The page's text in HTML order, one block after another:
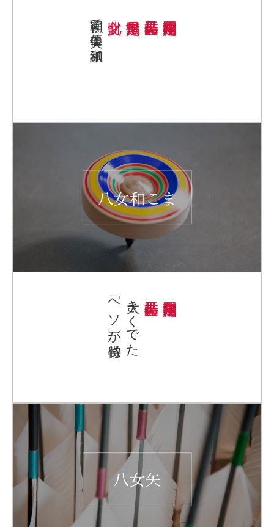
強靭で優美な和紙
大きくでた
「ヘソ」が特徴